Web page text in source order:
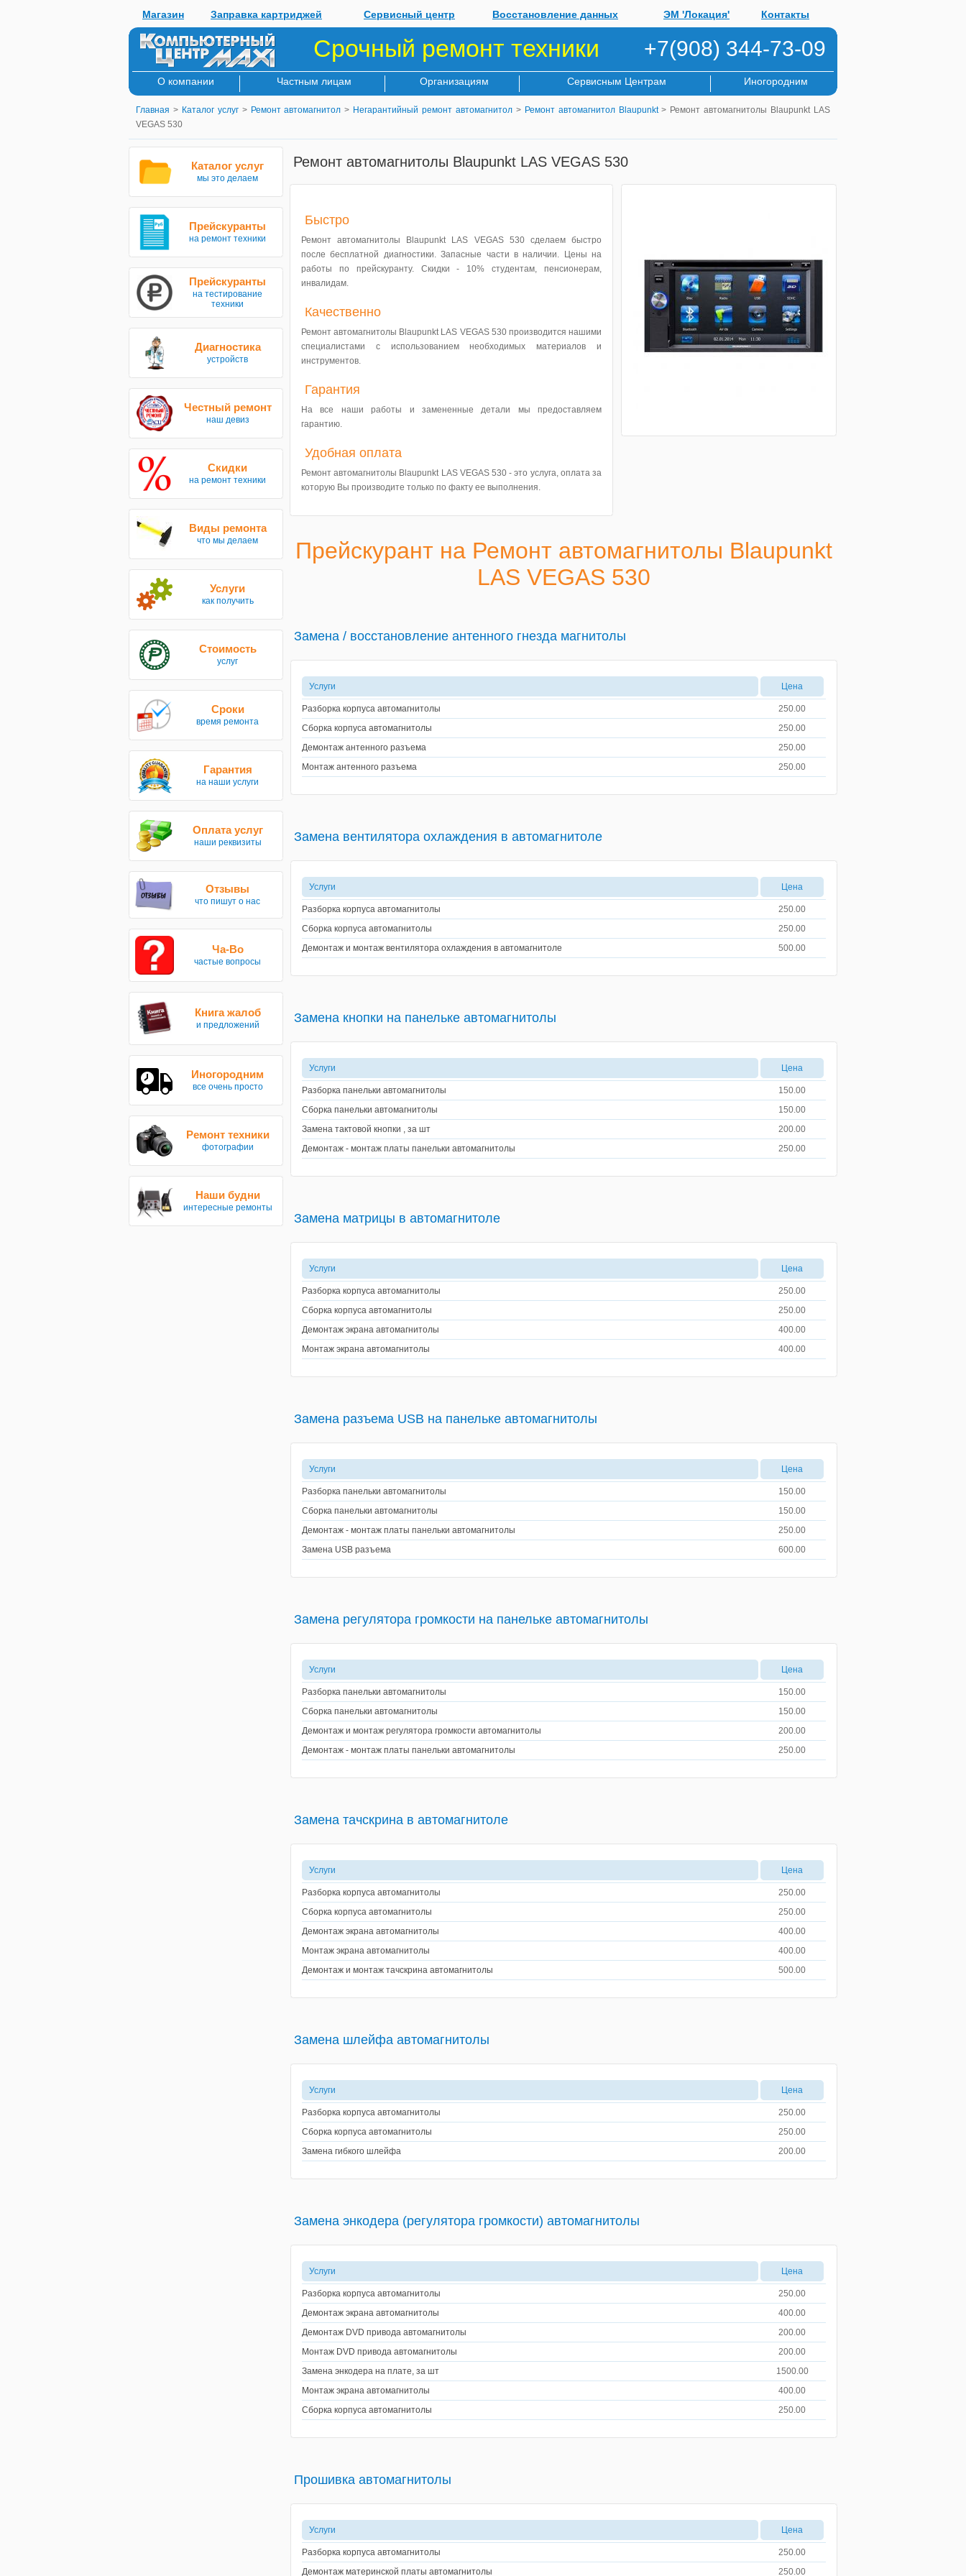
Магазин Заправка картриджей Сервисный центр Восстановление данных ЭМ 'Локация' Контакты
Срочный ремонт техники +7(908) 344-73-09
О компании Частным лицам Организациям Сервисным Центрам Иногородним
Главная > Каталог услуг> Ремонт автомагнитол > Негарантийный ремонт автомагнитол > Ремонт автомагнитол Blaupunkt> Ремонт автомагнитолы Blaupunkt LAS
VEGAS 530
Каталог услуг
мы это делаем
Прейскуранты
на ремонт техники
Прейскуранты
на тестирование
техники
Диагностика
устройств
Честный ремонт
наш девиз
Скидки
на ремонт техники
Виды ремонта
что мы делаем
Услуги
как получить
Стоимость
услуг
Сроки
время ремонта
Гарантия
на наши услуги
Оплата услуг
наши реквизиты
Отзывы
что пишут о нас
Ча-Во
частые вопросы
Книга жалоб
и предложений
Иногородним
все очень просто
Ремонт техники
фотографии
Наши будни
интересные ремонты
Ремонт автомагнитолы Blaupunkt LAS VEGAS 530
Быстро
Ремонт автомагнитолы Blaupunkt LAS VEGAS 530 сделаем быстро
после бесплатной диагностики. Запасные части в наличии. Цены на
работы по прейскуранту. Скидки - 10% студентам, пенсионерам,
инвалидам.
Качественно
Ремонт автомагнитолы Blaupunkt LAS VEGAS 530 производится нашими
специалистами с использованием необходимых материалов и
инструментов.
Гарантия
На все наши работы и замененные детали мы предоставляем
гарантию.
Удобная оплата
Ремонт автомагнитолы Blaupunkt LAS VEGAS 530 - это услуга, оплата за
которую Вы производите только по факту ее выполнения.
Прейскурант на Ремонт автомагнитолы Blaupunkt
LAS VEGAS 530
Замена / восстановление антенного гнезда магнитолы
Услуги Цена
Разборка корпуса автомагнитолы
250.00
Сборка корпуса автомагнитолы
250.00
Демонтаж антенного разъема
250.00
Монтаж антенного разъема
250.00
Замена вентилятора охлаждения в автомагнитоле
Услуги Цена
Разборка корпуса автомагнитолы
250.00
Сборка корпуса автомагнитолы
250.00
Демонтаж и монтаж вентилятора охлаждения в автомагнитоле
500.00
Замена кнопки на панельке автомагнитолы
Услуги Цена
Разборка панельки автомагнитолы
150.00
Сборка панельки автомагнитолы
150.00
Замена тактовой кнопки , за шт
200.00
Демонтаж - монтаж платы панельки автомагнитолы
250.00
Замена матрицы в автомагнитоле
Услуги Цена
Разборка корпуса автомагнитолы
250.00
Сборка корпуса автомагнитолы
250.00
Демонтаж экрана автомагнитолы
400.00
Монтаж экрана автомагнитолы
400.00
Замена разъема USB на панельке автомагнитолы
Услуги Цена
Разборка панельки автомагнитолы
150.00
Сборка панельки автомагнитолы
150.00
Демонтаж - монтаж платы панельки автомагнитолы
250.00
Замена USB разъема
600.00
Замена регулятора громкости на панельке автомагнитолы
Услуги Цена
Разборка панельки автомагнитолы
150.00
Сборка панельки автомагнитолы
150.00
Демонтаж и монтаж регулятора громкости автомагнитолы
200.00
Демонтаж - монтаж платы панельки автомагнитолы
250.00
Замена тачскрина в автомагнитоле
Услуги Цена
Разборка корпуса автомагнитолы
250.00
Сборка корпуса автомагнитолы
250.00
Демонтаж экрана автомагнитолы
400.00
Монтаж экрана автомагнитолы
400.00
Демонтаж и монтаж тачскрина автомагнитолы
500.00
Замена шлейфа автомагнитолы
Услуги Цена
Разборка корпуса автомагнитолы
250.00
Сборка корпуса автомагнитолы
250.00
Замена гибкого шлейфа
200.00
Замена энкодера (регулятора громкости) автомагнитолы
Услуги Цена
Разборка корпуса автомагнитолы
250.00
Демонтаж экрана автомагнитолы
400.00
Демонтаж DVD привода автомагнитолы
200.00
Монтаж DVD привода автомагнитолы
200.00
Замена энкодера на плате, за шт
1500.00
Монтаж экрана автомагнитолы
400.00
Сборка корпуса автомагнитолы
250.00
Прошивка автомагнитолы
Услуги Цена
Разборка корпуса автомагнитолы
250.00
Демонтаж материнской платы автомагнитолы
250.00